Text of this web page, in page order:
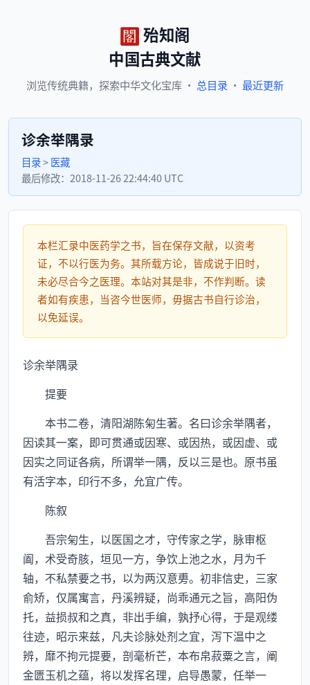
殆知阁
中国古典文献
浏览传统典籍， 探索中华文化宝库 · 总目录 · 最近更新
诊余举隅录
目录>医藏
最后修改： 2018-11-26 22:44:40 UTC
本栏汇录中医药学之书，旨在保存文献，以资考
证，不以行医为务。其所载方论，皆成说于旧时，
未必尽合今之医理。本站对其是非，不作判断。读
者如有疾患，当咨今世医师，毋据古书自行诊治，
以免延误。
诊余举隅录
提要
本书二卷，清阳湖陈匊生著。名曰诊余举隅者，
因读其一案，即可贯通或因寒、或因热，或因虚、或
因实之同证各病，所谓举一隅，反以三是也。原书虽
有活字本，印行不多，允宜广传。
陈叙
吾宗匊生，以医国之才，守传家之学，脉审枢
阖，术受奇胲，垣见一方，争饮上池之水，月为千
轴，不私禁要之书，以为两汉意旉。初非信史，三家
俞矫，仅属寓言，丹溪辨疑，尚乖通元之旨，高阳伪
托，益损叔和之真，非出手编，孰抒心得，于是观缕
往迹，昭示来兹，凡夫诊脉处剂之宜，泻下温中之
辨，靡不拘元提要，剖毫析芒，本布帛菽粟之言，阐
金匮玉机之蕴，将以发挥名理，启导愚蒙，任举一